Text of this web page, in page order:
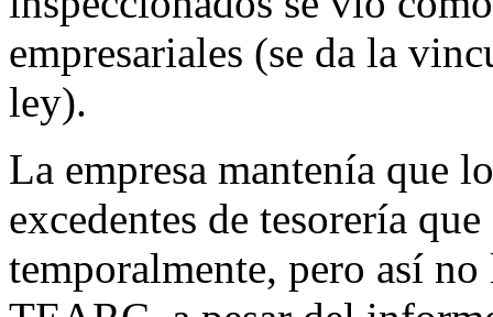
empresariales (se da la
ley).
La empresa mantenía que
excedentes de tesorería
temporalmente, pero así